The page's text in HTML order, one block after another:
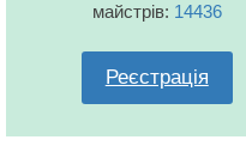
майстрів: 14436
Реєстрація